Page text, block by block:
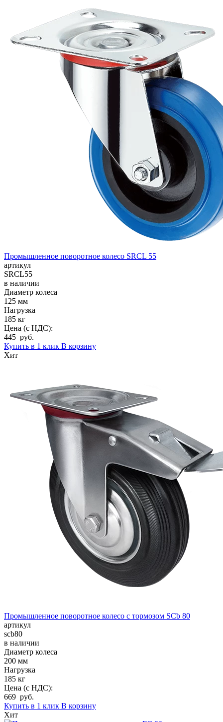
Промышленное поворотное колесо SRCL 55
артикул
SRCL55
в наличии
Диаметр колеса
125 мм
Нагрузка
185 кг
Цена (с НДС):
445 руб.
Купить в 1 клик В корзину
Хит
Промышленное поворотное колесо с тормозом SCb 80
артикул
scb80
в наличии
Диаметр колеса
200 мм
Нагрузка
185 кг
Цена (с НДС):
669 руб.
Купить в 1 клик В корзину
Хит